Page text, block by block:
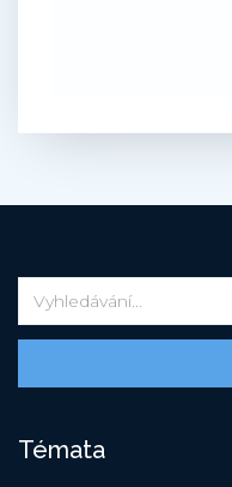
Témata